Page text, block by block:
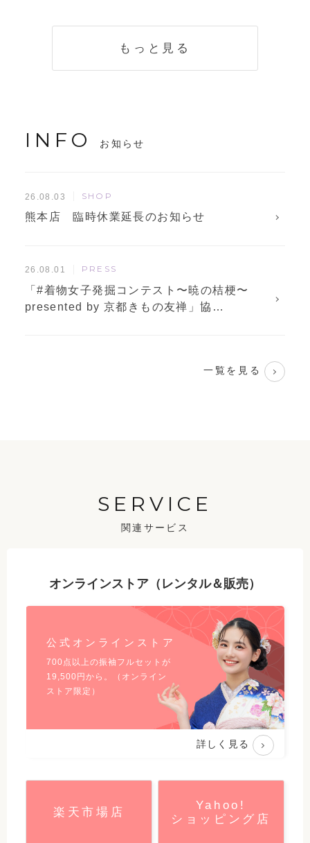
もっと見る
INFO お知らせ
26.08.03 SHOP
熊本店 臨時休業延長のお知らせ
26.08.01 PRESS
「#着物女子発掘コンテスト〜暁の桔梗〜
presented by 京都きもの友禅」協…
一覧を見る
SERVICE
関連サービス
オンラインストア（レンタル＆販売）
公式オンラインストア
700点以上の振袖フルセットが
19,500 円から。（オンライン
ストア限定）
詳しく見る
楽天市場店
Yahoo!
ショッピング店